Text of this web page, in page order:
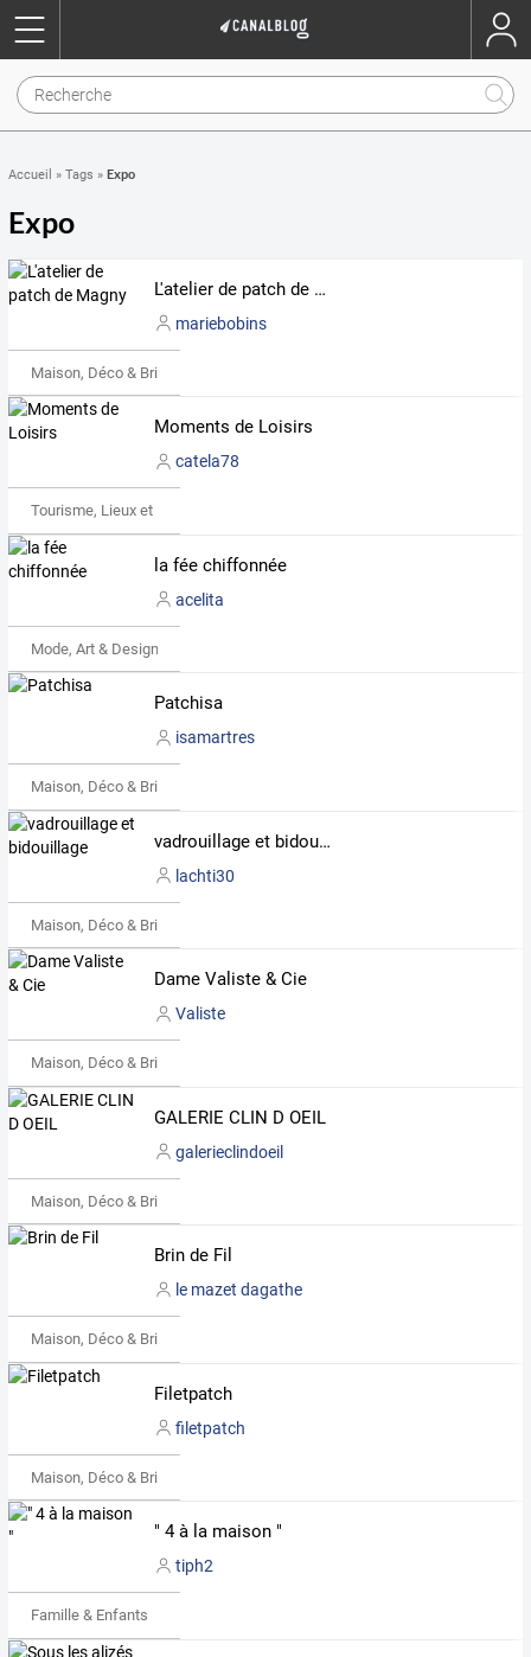
Accueil » Tags » Expo
Expo
L'atelier de patch de Magny
mariebobins
Maison, Déco & Bricolage
Moments de Loisirs
catela78
Tourisme, Lieux et Événements
la fée chiffonnée
acelita
Mode, Art & Design
Patchisa
isamartres
Maison, Déco & Bricolage
vadrouillage et bidouillage
lachti30
Maison, Déco & Bricolage
Dame Valiste & Cie
Valiste
Maison, Déco & Bricolage
GALERIE CLIN D OEIL
galerieclindoeil
Maison, Déco & Bricolage
Brin de Fil
le mazet dagathe
Maison, Déco & Bricolage
Filetpatch
filetpatch
Maison, Déco & Bricolage
" 4 à la maison "
tiph2
Famille & Enfants